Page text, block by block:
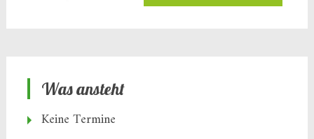
Was ansteht
Keine Termine